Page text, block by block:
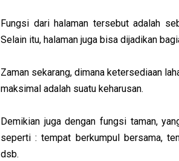
Fungsi dari halaman tersebut adalah
Selain itu, halaman juga bisa dijadikan
Zaman sekarang, dimana ketersediaan
maksimal adalah suatu keharusan.
Demikian juga dengan fungsi taman,
seperti : tempat berkumpul bersama,
dsb.